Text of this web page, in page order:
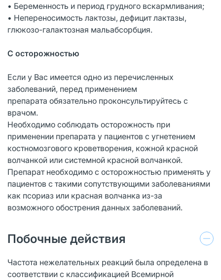
• Беременность и период грудного вскармливания;
• Непереносимость лактозы, дефицит лактазы,
глюкозо-галактозная мальабсорбция.
С осторожностью
Если у Вас имеется одно из перечисленных
заболеваний, перед применением
препарата обязательно проконсультируйтесь с
врачом.
Необходимо соблюдать осторожность при
применении препарата у пациентов с угнетением
костномозгового кроветворения, кожной красной
волчанкой или системной красной волчанкой.
Препарат необходимо с осторожностью применять у
пациентов с такими сопутствующими заболеваниями
как псориаз или красная волчанка из-за
возможного обострения данных заболеваний.
Побочные действия
Частота нежелательных реакций была определена в
соответствии с классификацией Всемирной